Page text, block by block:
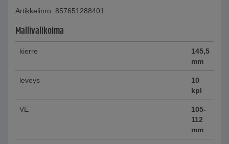
Artikkelinro: 857651288401
Mallivalikoima
kierre
145,5
mm
leveys
10
kpl
VE
105-
112
mm